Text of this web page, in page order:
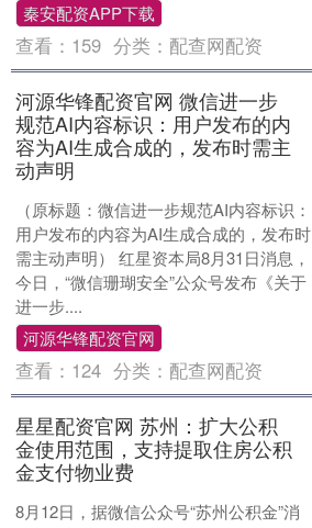
秦安配资APP下载
查看： 159 分类： 配查网配资
河源华锋配资官网 微信进一步
规范AI内容标识：用户发布的内
容为AI生成合成的，发布时需主
动声明
（原标题：微信进一步规范AI内容标识：
用户发布的内容为AI生成合成的，发布时
需主动声明） 红星资本局8月31日消息，
今日，“微信珊瑚安全”公众号发布《关于
进一步....
河源华锋配资官网
查看： 124 分类： 配查网配资
星星配资官网 苏州：扩大公积
金使用范围，支持提取住房公积
金支付物业费
8月12日，据微信公众号“苏州公积金”消